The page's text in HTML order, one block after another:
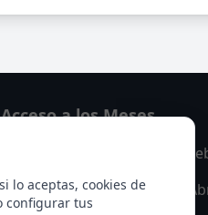
lo aceptas, cookies de
configurar tus
Acceso a los Meses
Marzo